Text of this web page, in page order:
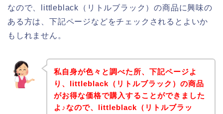
なので、littleblack（リトルブラック）の商品に興味の
ある方は、下記ページなどをチェックされるとよいか
もしれません。
私自身が色々と調べた所、下記ページよ
り、littleblack（リトルブラック）の商品
がお得な価格で購入することができました
よ♪なので、littleblack（リトルブラッ